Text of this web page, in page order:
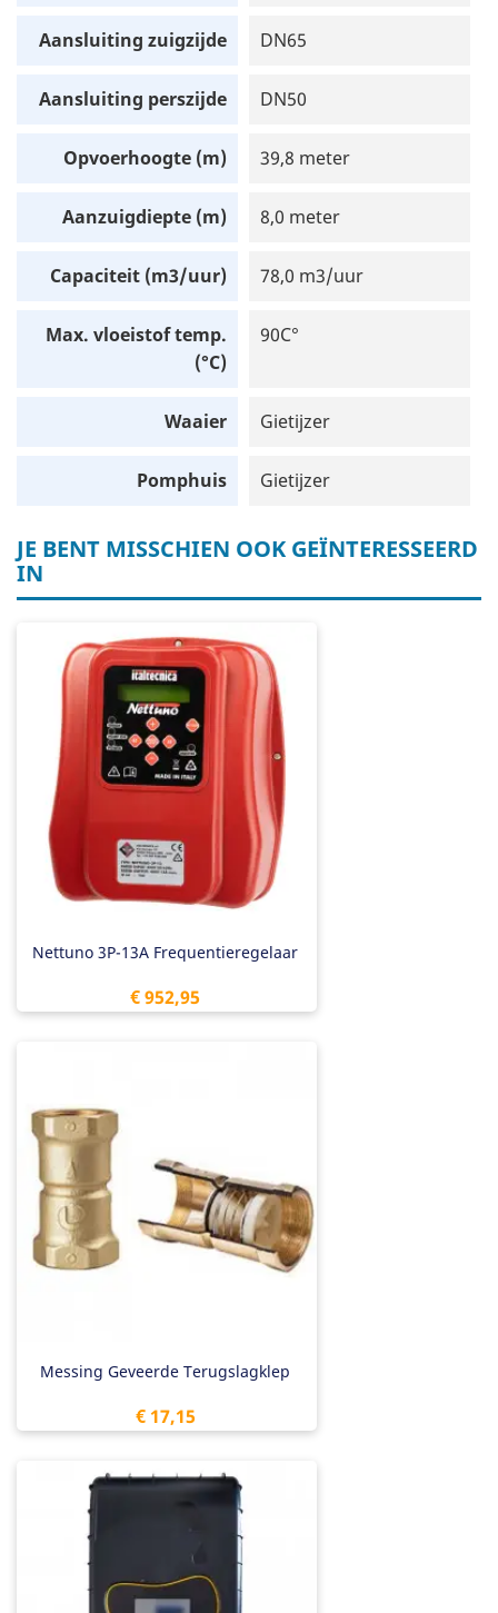
Aansluiting zuigzijde DN65
Aansluiting perszijde DN50
Opvoerhoogte (m) 39,8 meter
Aanzuigdiepte (m) 8,0 meter
Capaciteit (m3/uur) 78,0 m3/uur
Max. vloeistof temp.
(°C)
90C°
Waaier Gietijzer
Pomphuis Gietijzer
JE BENT MISSCHIEN OOK GEÏNTERESSEERD
IN
Nettuno 3P-13A Frequentieregelaar
Prijs
€ 952,95
Messing Geveerde Terugslagklep
Prijs
€ 17,15